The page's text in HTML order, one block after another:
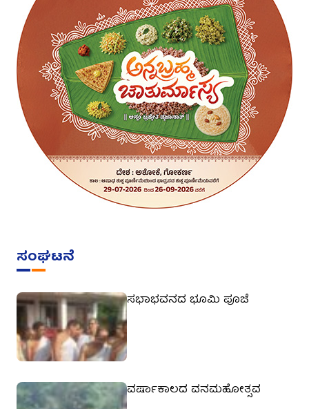
ಸಂಘಟನೆ
ಸಭಾಭವನದ ಭೂಮಿ ಪೂಜೆ
ವರ್ಷಾಕಾಲದ ವನಮಹೋತ್ಸವ